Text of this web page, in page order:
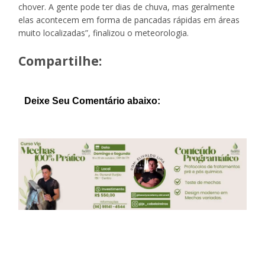
chover. A gente pode ter dias de chuva, mas geralmente
elas acontecem em forma de pancadas rápidas em áreas
muito localizadas”, finalizou o meteorologia.
Compartilhe:
Deixe Seu Comentário abaixo: